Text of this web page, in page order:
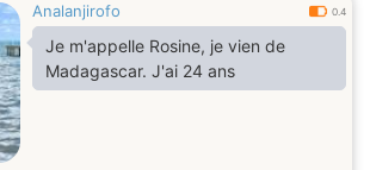
Analanjirofo 0.4
Je m'appelle Rosine, je vien de
Madagascar. J'ai 24 ans